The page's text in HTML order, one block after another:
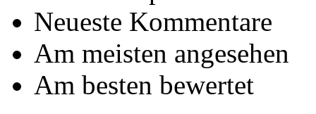
Neueste Kommentare
Am meisten angesehen
Am besten bewertet